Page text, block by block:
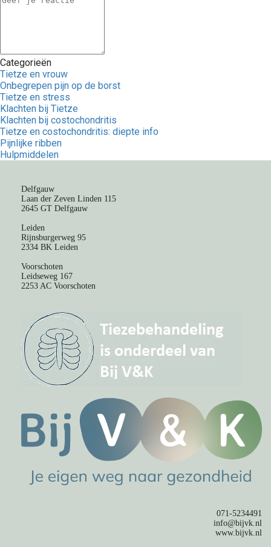
Categorieën
Tietze en vrouw
Onbegrepen pijn op de borst
Tietze en stress
Klachten bij Tietze
Klachten bij costochondritis
Tietze en costochondritis: diepte info
Pijnlijke ribben
Hulpmiddelen
Delfgauw
Laan der Zeven Linden 115
2645 GT Delfgauw
Leiden
Rijnsburgerweg 95
2334 BK Leiden
Voorschoten
Leidseweg 167
2253 AC Voorschoten
071-5234491
info@bijvk.nl
www.bijvk.nl